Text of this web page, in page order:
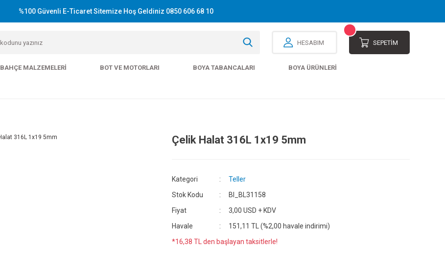
%100 Güvenli E-Ticaret Sitemize Hoş Geldiniz 0850 606 68 10
HESABIM SEPETİM
BAHÇE MALZEMELERI BOT VE MOTORLARI BOYA TABANCALARI BOYA ÜRÜNLERI
Çelik Halat 316L 1x19 5mm
Kategori
Teller
Stok Kodu
Bl_BL31158
Fiyat
3,00 USD + KDV
Havale
151,11 TL (%2,00 havale indirimi)
*16,38 TL den başlayan taksitlerle!